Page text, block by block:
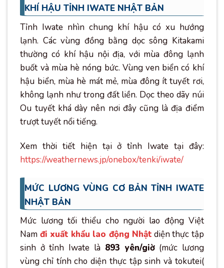
KHÍ HẬU TỈNH IWATE NHẬT BẢN
Tỉnh Iwate nhìn chung khí hậu có xu hướng
lạnh. Các vùng đồng bằng dọc sông Kitakami
thường có khí hậu nội địa, với mùa đông lạnh
buốt và mùa hè nóng bức. Vùng ven biển có khí
hậu biển, mùa hè mát mẻ, mùa đông ít tuyết rơi,
không lạnh như trong đất liền. Dọc theo dãy núi
Ou tuyết khá dày nên nơi đây cũng là địa điểm
trượt tuyết nổi tiếng.
Xem thời tiết hiện tại ở tỉnh Iwate tại đây:
https://weathernews.jp/onebox/tenki/iwate/
MỨC LƯƠNG VÙNG CƠ BẢN TỈNH IWATE
NHẬT BẢN
Mức lương tối thiểu cho người lao động Việt
Nam đi xuất khẩu lao động Nhật diện thực tập
sinh ở tỉnh Iwate là893 yên/giờ(mức lương
vùng chỉ tính cho diện thực tập sinh và tokutei(